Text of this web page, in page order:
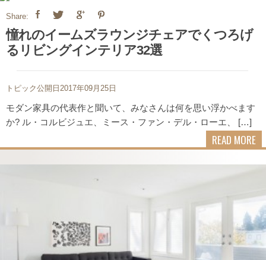
Share:
憧れのイームズラウンジチェアでくつろげ
るリビングインテリア32選
トピック公開日2017年09月25日
モダン家具の代表作と聞いて、みなさんは何を思い浮かべます
か? ル・コルビジュエ、ミース・ファン・デル・ローエ、 […]
READ MORE